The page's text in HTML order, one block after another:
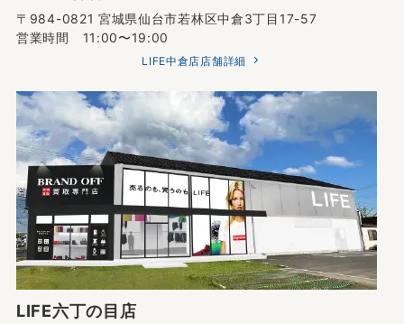
〒984-0821 宮城県仙台市若林区中倉3丁目17-57
営業時間 11:00〜19:00
LIFE中倉店店舗詳細
LIFE六丁の目店